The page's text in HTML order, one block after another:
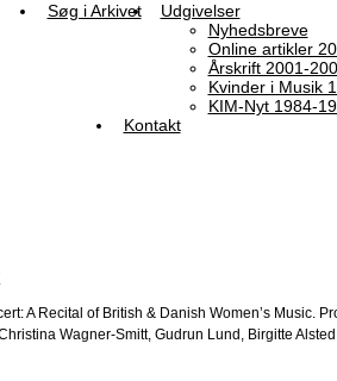
Søg i Arkivet
Udgivelser
Nyhedsbreve
Online artikler
Årskrift 2001-
Kvinder i Musik
KIM-Nyt 1984-
Kontakt
A Recital of British & Danish Women’s Music.
Wagner-Smitt, Gudrun Lund, Birgitte